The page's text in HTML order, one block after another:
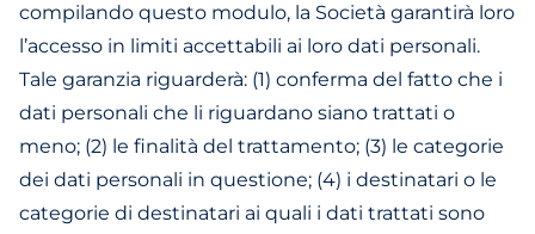
compilando questo modulo, la Società garantirà loro
l’accesso in limiti accettabili ai loro dati personali.
Tale garanzia riguarderà: (1) conferma del fatto che i
dati personali che li riguardano siano trattati o
meno; (2) le finalità del trattamento; (3) le categorie
dei dati personali in questione; (4) i destinatari o le
categorie di destinatari ai quali i dati trattati sono